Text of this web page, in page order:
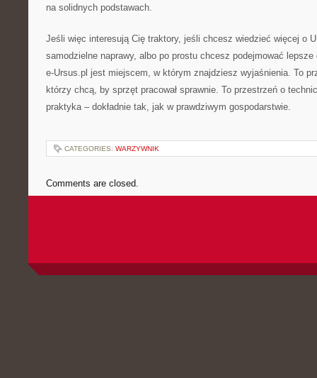
na solidnych podstawach.
Jeśli więc interesują Cię traktory, jeśli chcesz wiedzieć więcej o
samodzielne naprawy, albo po prostu chcesz podejmować
e-Ursus.pl jest miejscem, w którym znajdziesz wyjaśnienia. To
którzy chcą, by sprzęt pracował sprawnie. To przestrzeń o
praktyka – dokładnie tak, jak w prawdziwym gospodarstwie.
CATEGORIES: WARZYWNIK
Comments are closed.